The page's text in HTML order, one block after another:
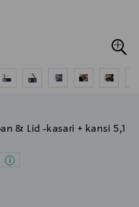
& Lid -kasari + kansi 5,1